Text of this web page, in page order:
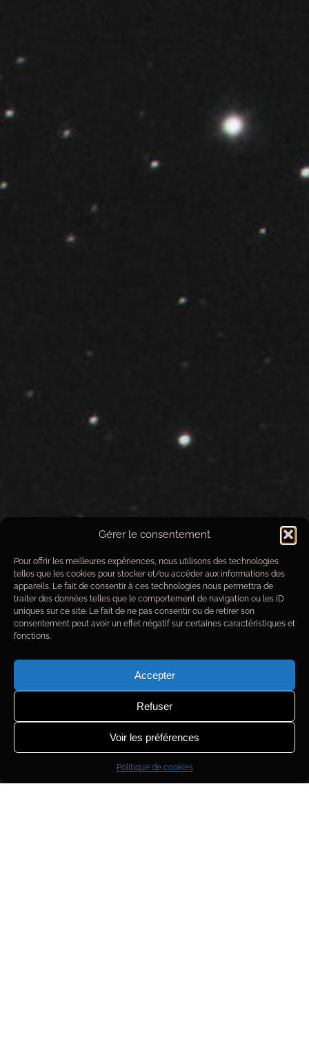
Gérer le consentement
Pour offrir les meilleures expériences, nous utilisons des technologies
telles que les cookies pour stocker et/ou accéder aux informations des
appareils. Le fait de consentir à ces technologies nous permettra de
traiter des données telles que le comportement de navigation ou les ID
uniques sur ce site. Le fait de ne pas consentir ou de retirer son
consentement peut avoir un effet négatif sur certaines caractéristiques et
fonctions.
Accepter
Refuser
Voir les préférences
Politique de cookies